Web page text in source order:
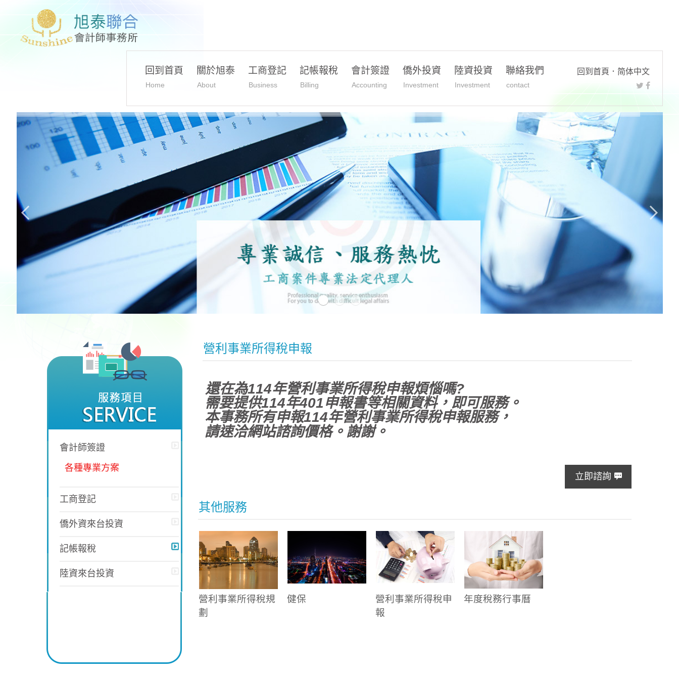
回到首頁 ． 简体中文
回到首頁
Home
關於旭泰
About
工商登記
Business
記帳報稅
Billing
會計簽證
Accounting
僑外投資
Investment
陸資投資
Investment
聯絡我們
contact
營利事業所得稅申報
還在為114年營利事業所得稅申報煩惱嗎?
需要提供114年401申報書等相關資料，即可服務。
本事務所有申報114年營利事業所得稅申報服務，
請速洽網站諮詢價格。謝謝。
立即諮詢
其他服務
營利事業所得稅規
劃
健保
營利事業所得稅申
報
年度稅務行事曆
會計師簽證
各種專業方案
工商登記
僑外資來台投資
記帳報稅
陸資來台投資